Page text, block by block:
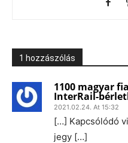
1 hozzászólás
1100 magyar
InterRail-
2021.02.24. At 15:32
[…] Kapcsólódó
jegy […]